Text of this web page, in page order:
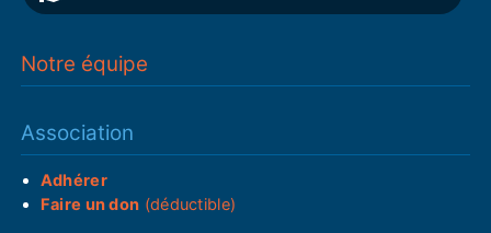
Notre équipe
Association
Adhérer
Faire un don (déductible)